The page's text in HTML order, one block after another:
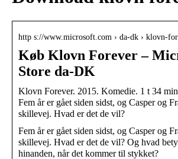
http s://www.microsoft.com › da-dk › klovn-
Køb Klovn Forever –
Store da-DK
Klovn Forever. ‪2015‬. ‪Komedie‬. ‪1 t 34
Fem år er gået siden sidst, og Casper og
skillevej. Hvad er det de vil?
Fem år er gået siden sidst, og Casper og
skillevej. Hvad er det de vil? Og hvad
hinanden, når det kommer til stykket?